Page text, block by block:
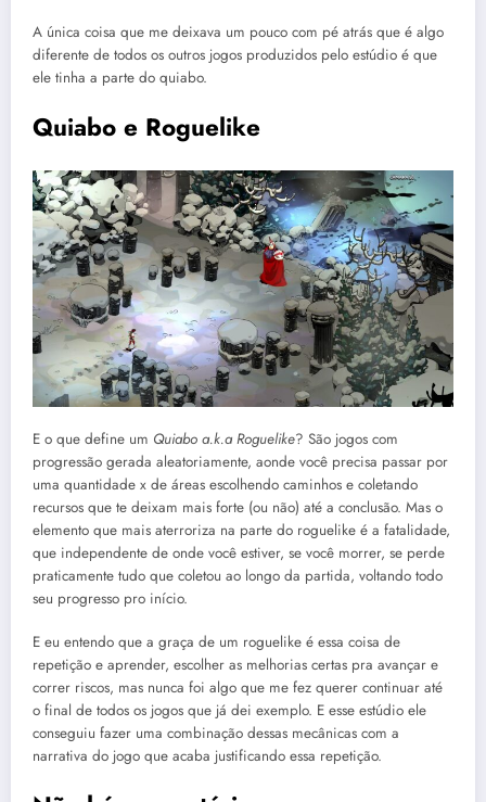
A única coisa que me deixava um pouco com pé atrás que é algo
diferente de todos os outros jogos produzidos pelo estúdio é que
ele tinha a parte do quiabo.
Quiabo e Roguelike
E o que define um Quiabo a.k.a Roguelike? São jogos com
progressão gerada aleatoriamente, aonde você precisa passar por
uma quantidade x de áreas escolhendo caminhos e coletando
recursos que te deixam mais forte (ou não) até a conclusão. Mas o
elemento que mais aterroriza na parte do roguelike é a fatalidade,
que independente de onde você estiver, se você morrer, se perde
praticamente tudo que coletou ao longo da partida, voltando todo
seu progresso pro início.
E eu entendo que a graça de um roguelike é essa coisa de
repetição e aprender, escolher as melhorias certas pra avançar e
correr riscos, mas nunca foi algo que me fez querer continuar até
o final de todos os jogos que já dei exemplo. E esse estúdio ele
conseguiu fazer uma combinação dessas mecânicas com a
narrativa do jogo que acaba justificando essa repetição.